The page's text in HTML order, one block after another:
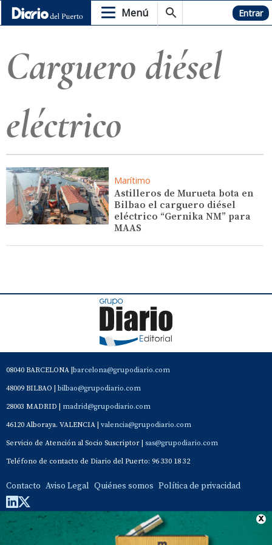
Menú Hemeroteca Entrar
Carguero diésel
eléctrico
Marítimo
Astilleros de Murueta bota en
Bilbao el carguero diésel
eléctrico “Gernika NM” para
MAAS
08040 BARCELONA | barcelona@grupodiario.com
48009 BILBAO | bilbao@grupodiario.com
28003 MADRID | madrid@grupodiario.com
46120 Alboraya. VALENCIA | valencia@grupodiario.com
Servicio de Atención al Socio Suscriptor | sas@grupodiario.com
Teléfono de contacto de Diario del Puerto: 96 330 18 32
Contacto Aviso Legal Quiénes somos Política de privacidad